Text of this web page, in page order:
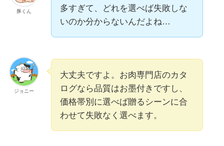
豚くん
多すぎて、どれを選べば失敗しな
いのか分からないんだよね…
ジョニー
大丈夫ですよ。お肉専門店のカタ
ログなら品質はお墨付きですし、
価格帯別に選べば贈るシーンに合
わせて失敗なく選べます。